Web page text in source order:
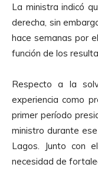
e
A
u
d
o
La ministra indicó
derecha, sin
hace semanas por
función de los
Respecto a la
experiencia como
primer período
ministro durante
Lagos. Junto con
necesidad de